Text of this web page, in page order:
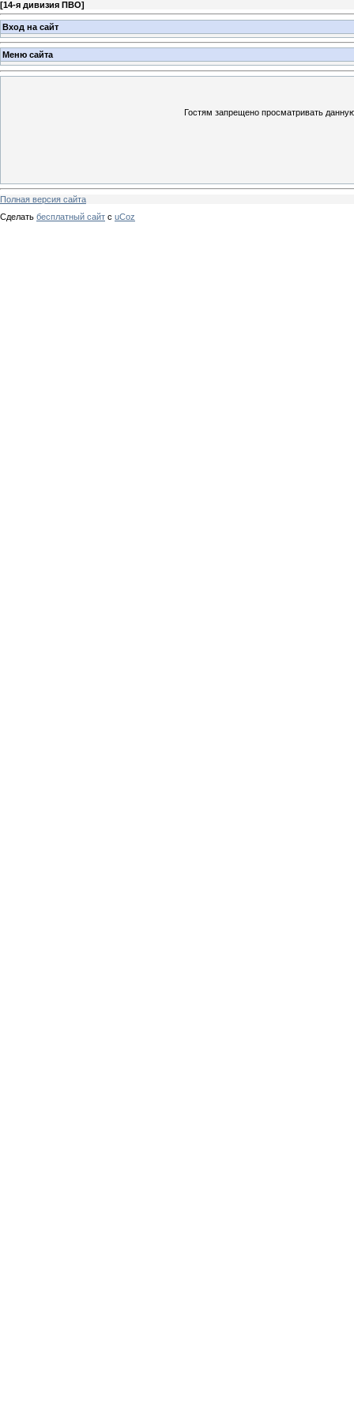
[14-я дивизия ПВО]
Вход на сайт
Меню сайта
Гостям запрещено просматривать
Полная версия сайта
Сделать бесплатный сайт с uCoz